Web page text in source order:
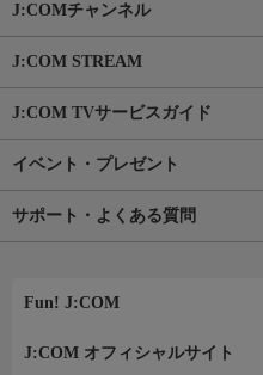
J:COMチャンネル
J:COM STREAM
J:COM TVサービスガイド
イベント・プレゼント
サポート・よくある質問
Fun! J:COM
J:COM オフィシャルサイト